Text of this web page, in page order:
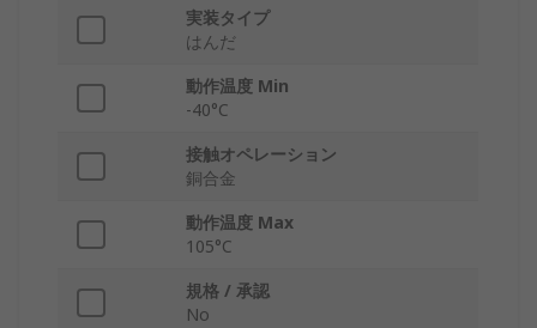
実装タイプ
はんだ
動作温度 Min
-40°C
接触オペレーション
銅合金
動作温度 Max
105°C
規格 / 承認
No